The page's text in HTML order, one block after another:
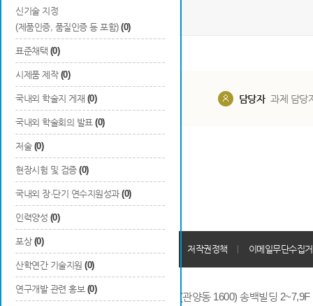
신기술 지정
(제품인증, 품질인증 등 포함) (0)
표준채택 (0)
시제품 제작 (0)
국내외 학술지 게재 (0)
국내외 학술회의 발표 (0)
저술 (0)
현장시험 및 검증 (0)
국내외 장·단기 연수지원성과 (0)
인력양성 (0)
포상 (0)
산학연간 기술지원 (0)
연구개발 관련 홍보 (0)
담당부서 해당 사업실 담당자 과제 담당
개인정보처리방침 저작권정책 이메일무단수집
14066 경기도 안양시 동안구 시민대로 286 (관양동 1600) 송백빌딩